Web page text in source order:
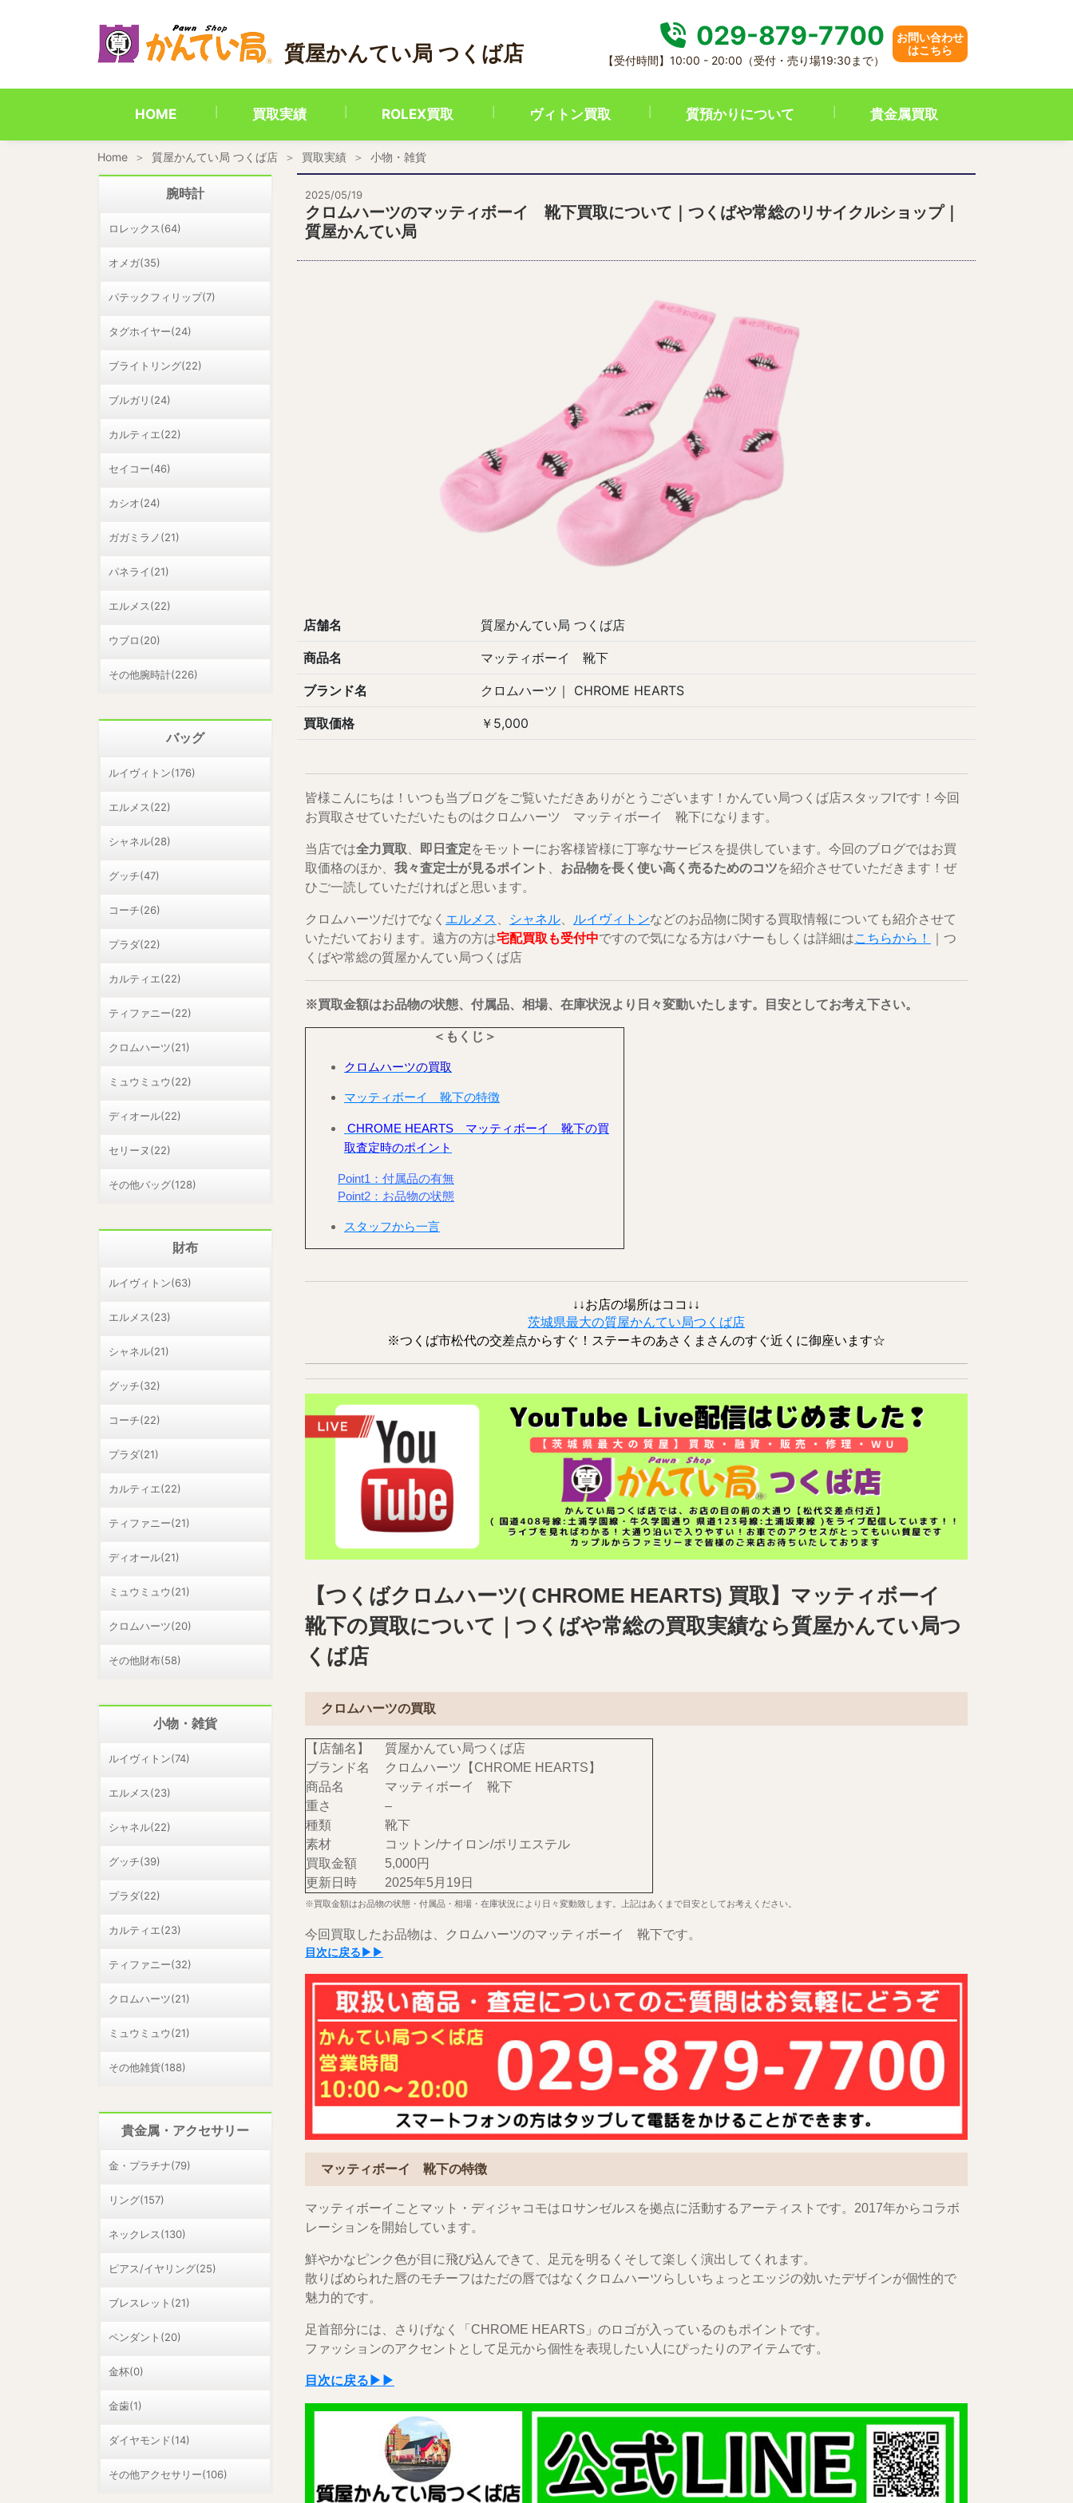
質屋かんてい局 つくば店
029-879-7700
【受付時間】10:00 - 20:00（受付・売り場19:30まで）
お問い合わせ
はこちら
HOME 買取実績 ROLEX買取 ヴィトン買取 質預かりについて 貴金属買取
Home 質屋かんてい局 つくば店 買取実績 小物・雑貨
2025/05/19
クロムハーツのマッティボーイ 靴下買取について｜つくばや常総のリサイクルショップ｜
質屋かんてい局
店舗名 質屋かんてい局 つくば店
商品名 マッティボーイ 靴下
ブランド名 クロムハーツ｜ CHROME HEARTS
買取価格 ￥5,000
皆様こんにちは！いつも当ブログをご覧いただきありがとうございます！かんてい局つくば店スタッフIです！今回
お買取させていただいたものはクロムハーツ マッティボーイ 靴下になります。
当店では全力買取 即日査定をモットーにお客様皆様に丁寧なサービスを提供しています。今回のブログではお買
取価格のほか、 我々査定士が見るポイント お品物を長く使い高く売るためのコツを紹介させていただきます！ぜ
ひご一読していただければと思います。
クロムハーツだけでなく エルメス シャネル ルイヴィトンなどのお品物に関する買取情報についても紹介させて
いただいております。遠方の方は宅配買取も受付中ですので気になる方はバナーもしくは詳細はこちらから！
｜つ
くばや常総の質屋かんてい局つくば店
※買取金額はお品物の状態、付属品、相場、在庫状況より日々変動いたします。目安としてお考え下さい。
＜もくじ＞
クロムハーツの買取
マッティボーイ 靴下の特徴
CHROME HEARTS マッティボーイ 靴下の買
取査定時のポイント
Point1：付属品の有無
Point2：お品物の状態
スタッフから一言
↓↓お店の場所はココ↓↓
茨城県最大の質屋かんてい局つくば店
※つくば市松代の交差点からすぐ！ステーキのあさくまさんのすぐ近くに御座います☆
【つくばクロムハーツ( CHROME HEARTS) 買取】マッティボーイ
靴下の買取について｜つくばや常総の買取実績なら質屋かんてい局つ
くば店
クロムハーツの買取
【店舗名】
質屋かんてい局つくば店
ブランド名
クロムハーツ【CHROME HEARTS】
商品名
マッティボーイ 靴下
重さ
–
種類
靴下
素材
コットン/ナイロン/ポリエステル
買取金額
5,000円
更新日時
2025年5月19日
※買取金額はお品物の状態・付属品・相場・在庫状況により日々変動致します。上記はあくまで目安としてお考えください。
今回買取したお品物は、クロムハーツのマッティボーイ 靴下です。
目次に戻る▶▶
マッティボーイ 靴下の特徴
マッティボーイことマット・ディジャコモはロサンゼルスを拠点に活動するアーティストです。2017年からコラボ
レーションを開始しています。
鮮やかなピンク色が目に飛び込んできて、足元を明るくそして楽しく演出してくれます。
散りばめられた唇のモチーフはただの唇ではなくクロムハーツらしいちょっとエッジの効いたデザインが個性的で
魅力的です。
足首部分には、さりげなく「CHROME HEARTS」のロゴが入っているのもポイントです。
ファッションのアクセントとして足元から個性を表現したい人にぴったりのアイテムです。
目次に戻る▶▶
腕時計
ロレックス(64)
オメガ(35)
パテックフィリップ(7)
タグホイヤー(24)
ブライトリング(22)
ブルガリ(24)
カルティエ(22)
セイコー(46)
カシオ(24)
ガガミラノ(21)
パネライ(21)
エルメス(22)
ウブロ(20)
その他腕時計(226)
バッグ
ルイヴィトン(176)
エルメス(22)
シャネル(28)
グッチ(47)
コーチ(26)
プラダ(22)
カルティエ(22)
ティファニー(22)
クロムハーツ(21)
ミュウミュウ(22)
ディオール(22)
セリーヌ(22)
その他バッグ(128)
財布
ルイヴィトン(63)
エルメス(23)
シャネル(21)
グッチ(32)
コーチ(22)
プラダ(21)
カルティエ(22)
ティファニー(21)
ディオール(21)
ミュウミュウ(21)
クロムハーツ(20)
その他財布(58)
小物・雑貨
ルイヴィトン(74)
エルメス(23)
シャネル(22)
グッチ(39)
プラダ(22)
カルティエ(23)
ティファニー(32)
クロムハーツ(21)
ミュウミュウ(21)
その他雑貨(188)
貴金属・アクセサリー
金・プラチナ(79)
リング(157)
ネックレス(130)
ピアス/イヤリング(25)
ブレスレット(21)
ペンダント(20)
金杯(0)
金歯(1)
ダイヤモンド(14)
その他アクセサリー(106)